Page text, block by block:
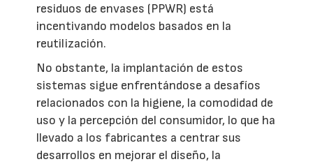
residuos de envases (PPWR) está
incentivando modelos basados en la
reutilización.
No obstante, la implantación de estos
sistemas sigue enfrentándose a desafíos
relacionados con la higiene, la comodidad de
uso y la percepción del consumidor, lo que ha
llevado a los fabricantes a centrar sus
desarrollos en mejorar el diseño, la